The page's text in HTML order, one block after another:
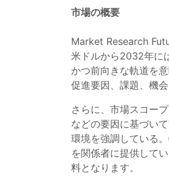
市場の概要
Market Research
米ドルから2032年に
かつ前向きな軌道を
促進要因、課題、機
さらに、市場スコー
などの要因に基づい
環境を強調している
を関係者に提供して
料となります。